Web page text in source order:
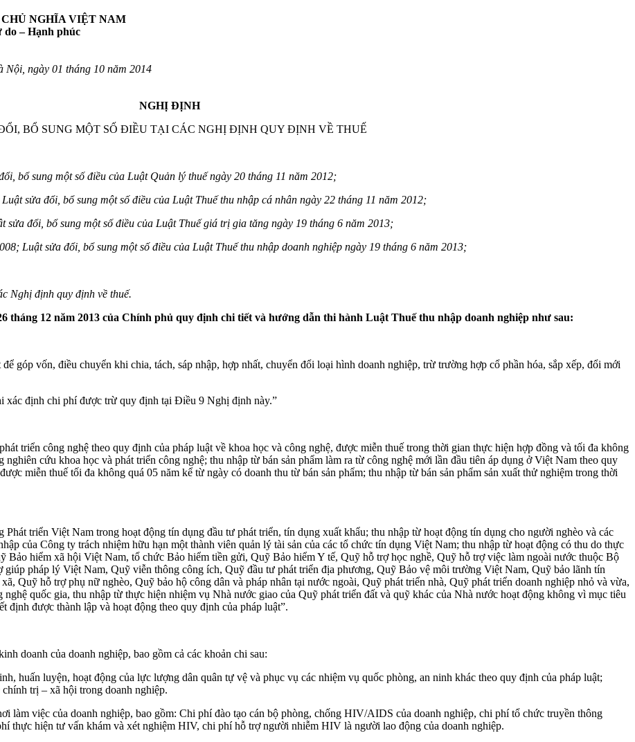
NGHĨA VIỆT NAM
do – Hạnh phúc
Nội, ngày 01 tháng 10 năm 2014
NGHỊ ĐỊNH
BỔ SUNG MỘT SỐ ĐIỀU TẠI CÁC NGHỊ ĐỊNH QUY ĐỊNH VỀ THUẾ
bổ sung một số điều của Luật Quản lý thuế ngày 20 tháng 11 năm 2012;
sửa đổi, bổ sung một số điều của Luật Thuế thu nhập cá nhân ngày 22 tháng 11 năm 2012;
đổi, bổ sung một số điều của Luật Thuế giá trị gia tăng ngày 19 tháng 6 năm 2013;
Luật sửa đổi, bổ sung một số điều của Luật Thuế thu nhập doanh nghiệp ngày 19 tháng 6 năm 2013;
Nghị định quy định về thuế.
tháng 12 năm 2013 của Chính phủ quy định chi tiết và hướng dẫn thi hành Luật Thuế thu nhập doanh nghiệp như sau:
góp vốn, điều chuyển khi chia, tách, sáp nhập, hợp nhất, chuyển đổi loại hình doanh nghiệp, trừ trường hợp cổ phần hóa, sắp xếp, đổi mới
xác định chi phí được trừ quy định tại Điều 9 Nghị định này.”
triển công nghệ theo quy định của pháp luật về khoa học và công nghệ, được miễn thuế trong thời gian thực hiện hợp đồng và tối đa không
cứu khoa học và phát triển công nghệ; thu nhập từ bán sản phẩm làm ra từ công nghệ mới lần đầu tiên áp dụng ở Việt Nam theo quy
miễn thuế tối đa không quá 05 năm kể từ ngày có doanh thu từ bán sản phẩm; thu nhập từ bán sản phẩm sản xuất thử nghiệm trong thời
triển Việt Nam trong hoạt động tín dụng đầu tư phát triển, tín dụng xuất khẩu; thu nhập từ hoạt động tín dụng cho người nghèo và các
của Công ty trách nhiệm hữu hạn một thành viên quản lý tài sản của các tổ chức tín dụng Việt Nam; thu nhập từ hoạt động có thu do thực
Bảo hiểm xã hội Việt Nam, tổ chức Bảo hiểm tiền gửi, Quỹ Bảo hiểm Y tế, Quỹ hỗ trợ học nghề, Quỹ hỗ trợ việc làm ngoài nước thuộc Bộ
pháp lý Việt Nam, Quỹ viễn thông công ích, Quỹ đầu tư phát triển địa phương, Quỹ Bảo vệ môi trường Việt Nam, Quỹ bảo lãnh tín
Quỹ hỗ trợ phụ nữ nghèo, Quỹ bảo hộ công dân và pháp nhân tại nước ngoài, Quỹ phát triển nhà, Quỹ phát triển doanh nghiệp nhỏ và vừa,
quốc gia, thu nhập từ thực hiện nhiệm vụ Nhà nước giao của Quỹ phát triển đất và quỹ khác của Nhà nước hoạt động không vì mục tiêu
được thành lập và hoạt động theo quy định của pháp luật”.
doanh của doanh nghiệp, bao gồm cả các khoản chi sau:
huấn luyện, hoạt động của lực lượng dân quân tự vệ và phục vụ các nhiệm vụ quốc phòng, an ninh khác theo quy định của pháp luật;
trị – xã hội trong doanh nghiệp.
làm việc của doanh nghiệp, bao gồm: Chi phí đào tạo cán bộ phòng, chống HIV/AIDS của doanh nghiệp, chi phí tổ chức truyền thông
thực hiện tư vấn khám và xét nghiệm HIV, chi phí hỗ trợ người nhiễm HIV là người lao động của doanh nghiệp.